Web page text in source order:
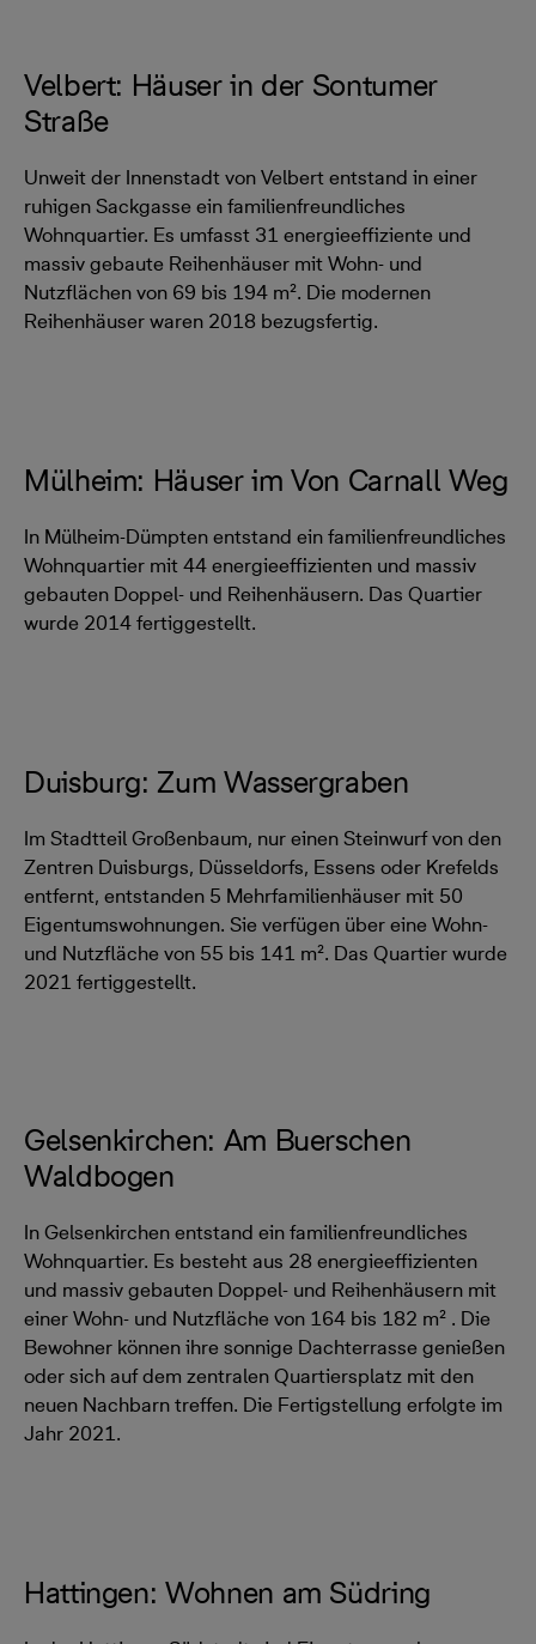
Velbert: Häuser in der Sontumer
Straße
Unweit der Innenstadt von Velbert entstand in einer
ruhigen Sackgasse ein familienfreundliches
Wohnquartier. Es umfasst 31 energieeffiziente und
massiv gebaute Reihenhäuser mit Wohn- und
Nutzflächen von 69 bis 194 m². Die modernen
Reihenhäuser waren 2018 bezugsfertig.
Mülheim: Häuser im Von Carnall Weg
In Mülheim-Dümpten entstand ein familienfreundliches
Wohnquartier mit 44 energieeffizienten und massiv
gebauten Doppel- und Reihenhäusern. Das Quartier
wurde 2014 fertiggestellt.
Duisburg: Zum Wassergraben
Im Stadtteil Großenbaum, nur einen Steinwurf von den
Zentren Duisburgs, Düsseldorfs, Essens oder Krefelds
entfernt, entstanden 5 Mehrfamilienhäuser mit 50
Eigentumswohnungen. Sie verfügen über eine Wohn-
und Nutzfläche von 55 bis 141 m². Das Quartier wurde
2021 fertiggestellt.
Gelsenkirchen: Am Buerschen
Waldbogen
In Gelsenkirchen entstand ein familienfreundliches
Wohnquartier. Es besteht aus 28 energieeffizienten
und massiv gebauten Doppel- und Reihenhäusern mit
einer Wohn- und Nutzfläche von 164 bis 182 m² . Die
Bewohner können ihre sonnige Dachterrasse genießen
oder sich auf dem zentralen Quartiersplatz mit den
neuen Nachbarn treffen. Die Fertigstellung erfolgte im
Jahr 2021.
Hattingen: Wohnen am Südring